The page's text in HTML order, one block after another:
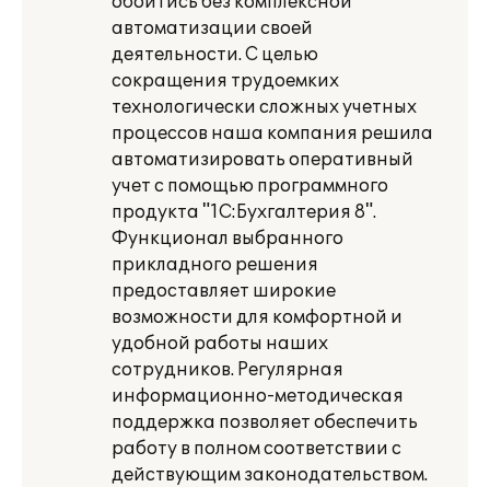
автоматизации своей
деятельности. С целью
сокращения трудоемких
технологически сложных учетных
процессов наша компания решила
автоматизировать оперативный
учет с помощью программного
продукта "1С:Бухгалтерия 8".
Функционал выбранного
прикладного решения
предоставляет широкие
возможности для комфортной и
удобной работы наших
сотрудников. Регулярная
информационно-методическая
поддержка позволяет обеспечить
работу в полном соответствии с
действующим законодательством.